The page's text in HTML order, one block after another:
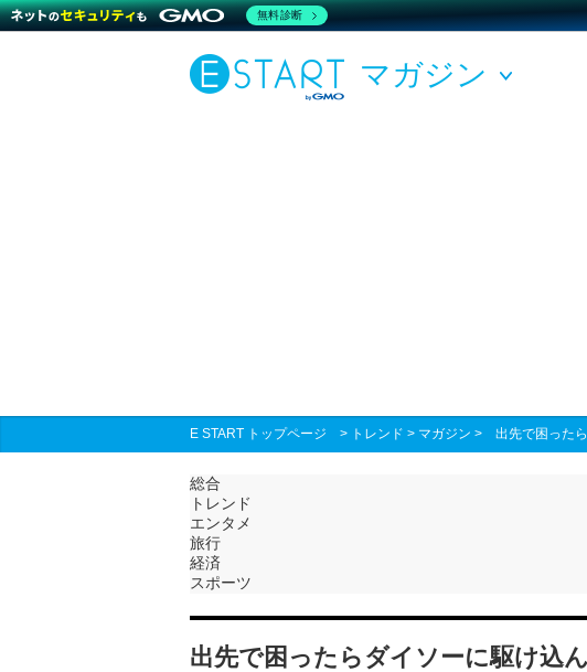
マガジン
E START トップページ > トレンド > マガジン > 出先で困った
総合
トレンド
エンタメ
旅行
経済
スポーツ
出先で困ったらダイソーに駆け込
無料診断